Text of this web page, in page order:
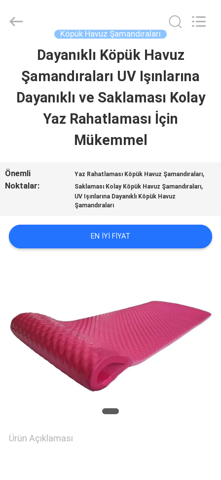
ÜRÜN
HAKKIMIZDA
FABRIKA
KALITE
İLETIŞIM
HABERLER
İSTE
SolidFloat
Industries
Köpük Havuz Şamandıraları
Dayanıklı Köpük Havuz
Şamandıraları UV Işınlarına
Dayanıklı ve Saklaması Kolay
Yaz Rahatlaması İçin
Mükemmel
Önemli
Noktalar:
Yaz Rahatlaması Köpük Havuz Şamandıraları,
Saklaması Kolay Köpük Havuz Şamandıraları,
UV Işınlarına Dayanıklı Köpük Havuz
Şamandıraları
EN IYI FIYAT
Ürün Açıklaması